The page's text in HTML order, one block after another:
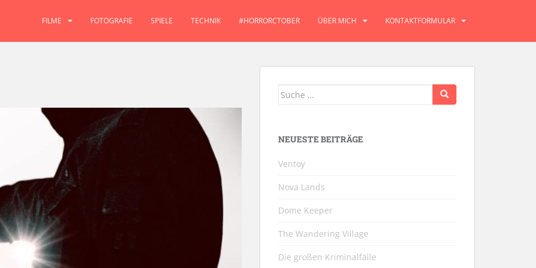
FILME FOTOGRAFIE SPIELE TECHNIK #HORRORCTOBER ÜBER MICH KONTAKTFORMULAR
Suche
NEUESTE BEITRÄGE
Ventoy
Nova Lands
Dome Keeper
The Wandering Village
Die großen Kriminalfälle